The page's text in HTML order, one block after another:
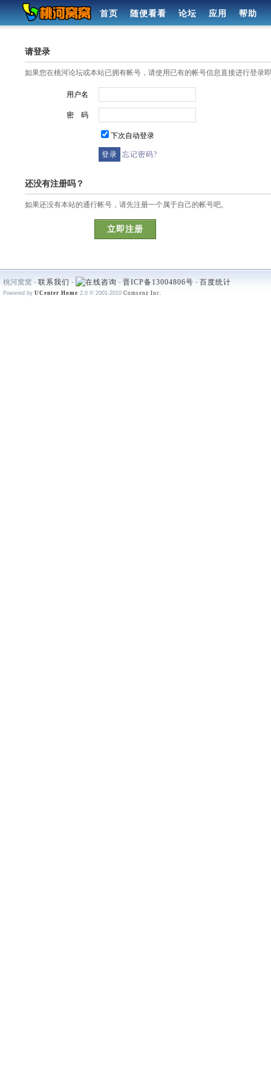
首页 随便看看 论坛 应用 帮助
请登录
如果您在桃河论坛或本站已拥有帐号，请使用已有的帐号信息直接进行登录
用户名
密 码
下次自动登录
忘记密码?
还没有注册吗？
如果还没有本站的通行帐号，请先注册一个属于自己的帐号吧。
立即注册
桃河窝窝 - 联系我们 - - 晋ICP备13004806号 - 百度统计
Powered by UCenter Home 2.0 © 2001-2010 Comsenz Inc.